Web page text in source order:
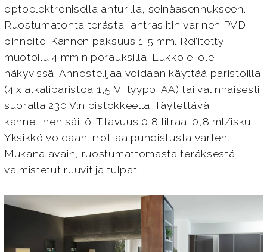
optoelektronisella anturilla, seinäasennukseen.
Ruostumatonta terästä, antrasiitin värinen PVD-
pinnoite. Kannen paksuus 1,5 mm. Rei’itetty
muotoilu 4 mm:n porauksilla. Lukko ei ole
näkyvissä. Annostelijaa voidaan käyttää paristoilla
(4 x alkaliparistoa 1,5 V, tyyppi AA) tai valinnaisesti
suoralla 230 V:n pistokkeella. Täytettävä
kannellinen säiliö. Tilavuus 0,8 litraa. 0,8 ml/isku.
Yksikkö voidaan irrottaa puhdistusta varten.
Mukana avain, ruostumattomasta teräksestä
valmistetut ruuvit ja tulpat.